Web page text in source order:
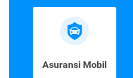
Asuransi Mobil